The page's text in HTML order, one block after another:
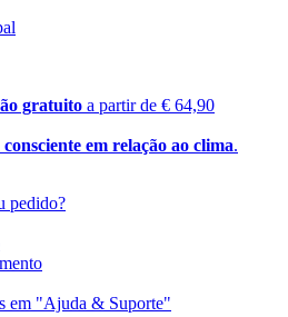
gratuito a partir de € 64,90
consciente em relação ao clima.
pedido?
em "Ajuda & Suporte"